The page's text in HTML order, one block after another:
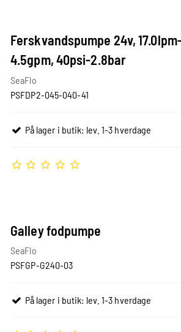
Ferskvandspumpe 24v,
4.5gpm, 40psi-2.8bar
SeaFlo
PSFDP2-045-040-41
På lager i butik: lev. 1-3 hverdage
Galley fodpumpe
SeaFlo
PSFGP-G240-03
På lager i butik: lev. 1-3 hverdage